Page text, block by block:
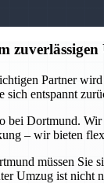
Partner
entspannt
bei Dortmund.
– wir bieten
müssen Sie
Umzug ist